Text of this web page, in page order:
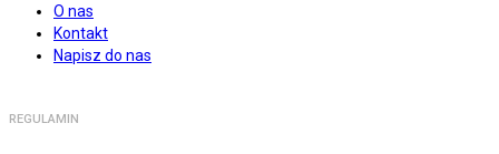
O nas
Kontakt
Napisz do nas
REGULAMIN